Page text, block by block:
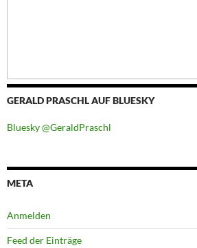
GERALD PRASCHL AUF BLUESKY
Bluesky @GeraldPraschl
META
Anmelden
Feed der Einträge